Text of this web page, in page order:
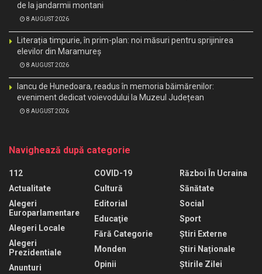
de la jandarmii montani
8 AUGUST 2026
Literația timpurie, în prim-plan: noi măsuri pentru sprijinirea
elevilor din Maramureș
8 AUGUST 2026
Iancu de Hunedoara, readus în memoria băimărenilor:
eveniment dedicat voievodului la Muzeul Județean
8 AUGUST 2026
Navighează după categorie
112
Actualitate
Alegeri
Europarlamentare
Alegeri Locale
Alegeri
Prezidentiale
Anunturi
COVID-19
Cultură
Editorial
Educaţie
Fără Categorie
Monden
Opinii
Război În Ucraina
Sănătate
Social
Sport
Știri Externe
Știri Naționale
Știrile Zilei